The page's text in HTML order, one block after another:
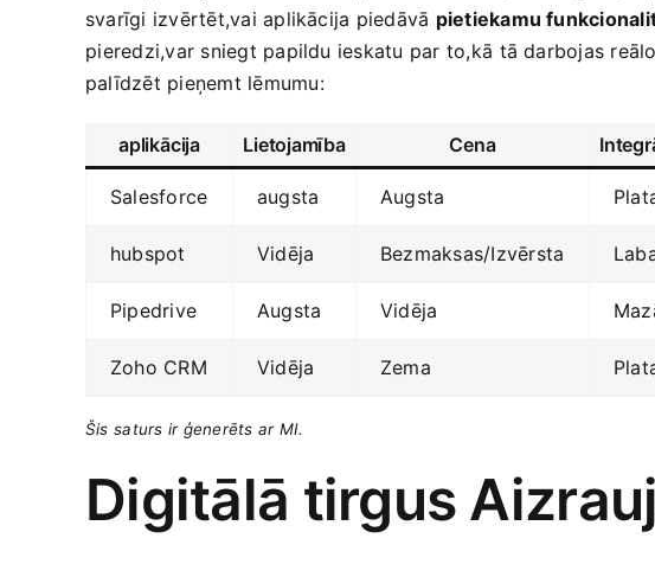
svarīgi izvērtēt,vai aplikācija piedāvā pietiekamu
⁤pieredzi,var sniegt papildu ieskatu par to,kā ⁤tā darbojas
palīdzēt pieņemt lēmumu:
aplikācija Lietojamība Cena
Salesforce augsta Augsta
hubspot Vidēja Bezmaksas/Izvērsta
Pipedrive Augsta Vidēja
Zoho CRM Vidēja Zema
Šis⁣ saturs ir ģenerēts⁢ ar⁤ MI.
Digitālā tirgus